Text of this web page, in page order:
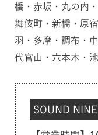
橋・赤坂・丸の内
舞伎町・新橋・原
羽・多摩・調布・
代官山・六本木・
SOUND